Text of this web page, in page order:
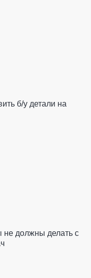
б/у детали на
не должны делать с